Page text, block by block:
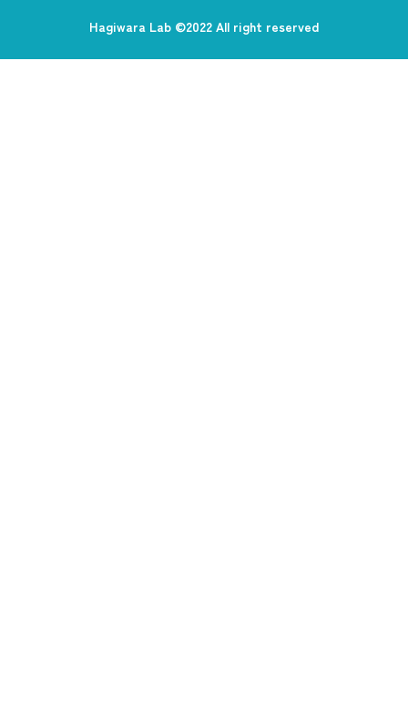
Hagiwara Lab ©2022 All right reserved